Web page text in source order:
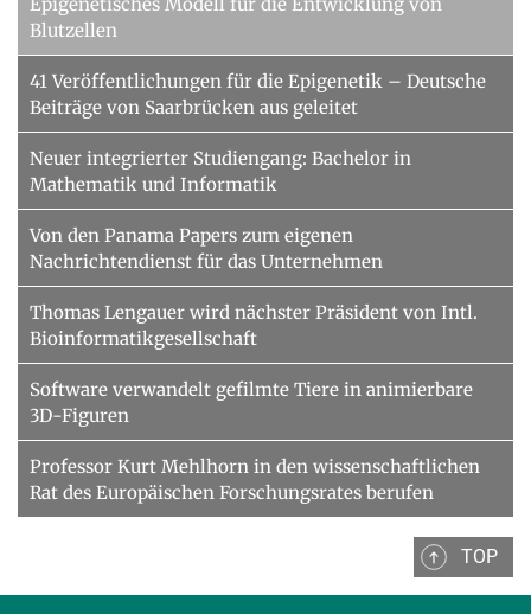
Blutzellen
41 Veröffentlichungen für die Epigenetik – Deutsche
Beiträge von Saarbrücken aus geleitet
Neuer integrierter Studiengang: Bachelor in
Mathematik und Informatik
Von den Panama Papers zum eigenen
Nachrichtendienst für das Unternehmen
Thomas Lengauer wird nächster Präsident von Intl.
Bioinformatikgesellschaft
Software verwandelt gefilmte Tiere in animierbare
3D-Figuren
Professor Kurt Mehlhorn in den wissenschaftlichen
Rat des Europäischen Forschungsrates berufen
TOP